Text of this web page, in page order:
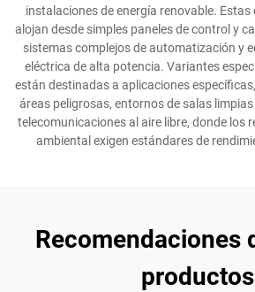
instalaciones de energía renovable.
alojan desde simples paneles de control y
sistemas complejos de automatización y
eléctrica de alta potencia. Variantes
están destinadas a aplicaciones
áreas peligrosas, entornos de salas
telecomunicaciones al aire libre, donde los
ambiental exigen estándares de
Recomendaciones
productos